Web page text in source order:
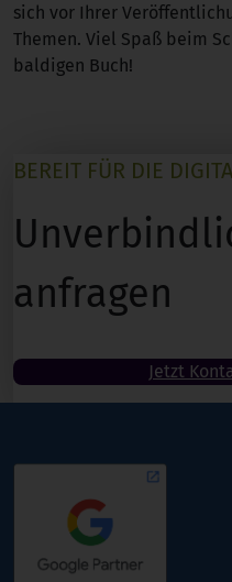
sich vor Ihrer
Themen. Viel Spaß beim
baldigen Buch!
BEREIT FÜR DIE
anfragen
Jetzt